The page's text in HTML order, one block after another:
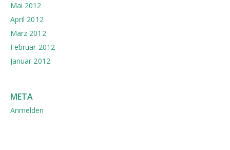
Mai 2012
April 2012
März 2012
Februar 2012
Januar 2012
META
Anmelden